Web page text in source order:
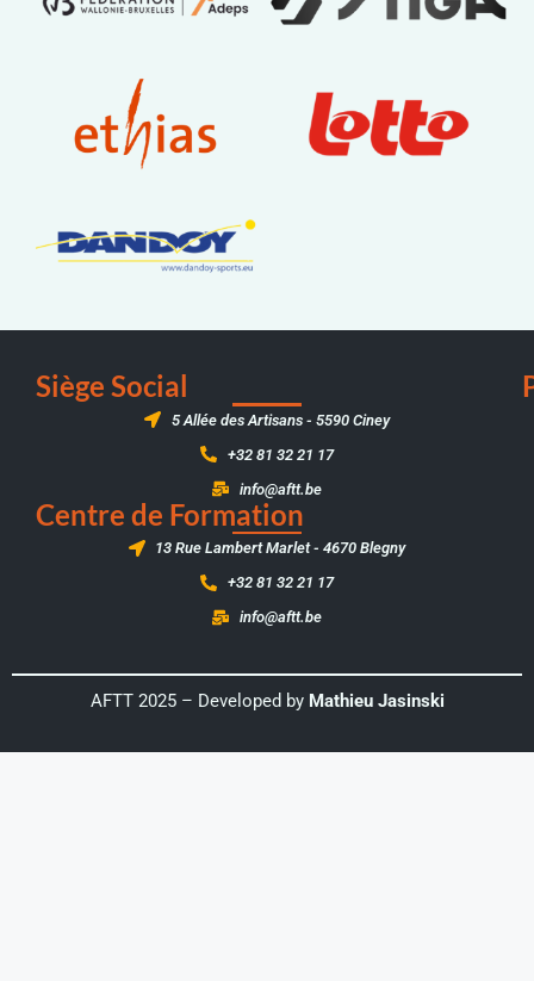
Siège Social
5 Allée des Artisans - 5590 Ciney
+32 81 32 21 17
info@aftt.be
Centre de Formation
13 Rue Lambert Marlet - 4670 Blegny
+32 81 32 21 17
info@aftt.be
AFTT 2025 – Developed by Mathieu Jasinski